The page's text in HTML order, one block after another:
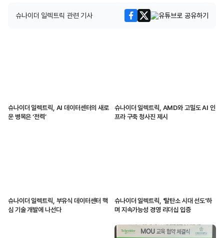
슈나이더 일렉트릭 관련 기사
슈나이더 일렉트릭, AI 데이터센터의 새로
운 병목은 ‘전력’
슈나이더 일렉트릭, AMD와 고밀도 AI 인
프라 구축 청사진 제시
슈나이더 일렉트릭, 부유식 데이터센터 핵
심 기술 개발에 나선다
슈나이더 일렉트릭, '탈탄소 시대 선도'하
며 지속가능성 경영 리더십 입증